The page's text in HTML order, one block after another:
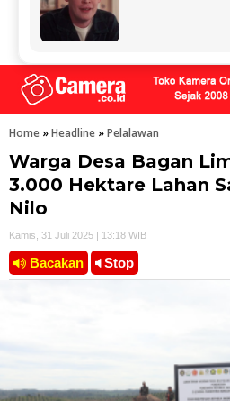
Home »Headline »Pelalawan
Warga Desa Bagan
3.000 Hektare Lahan
Nilo
Kamis, 31 Juli 2025 | 13:18 WIB
Bacakan Stop